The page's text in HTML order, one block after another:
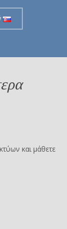
και μάθετε